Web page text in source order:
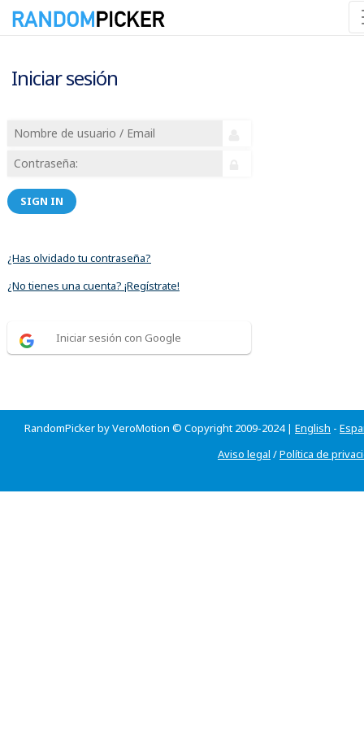
Iniciar sesión
SIGN IN
¿Has olvidado tu contraseña?
¿No tienes una cuenta? ¡Regístrate!
Iniciar sesión con Google
RandomPicker by VeroMotion © Copyright 2009-2024 | English -
Aviso legal /Política de